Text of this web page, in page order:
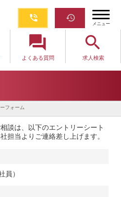
phone_in_talk restore
メニュー
question_answer
よくある質問
search
求人検索
フォーム
談は、以下のエントリーシート
担当よりご連絡差し上げます。
員）